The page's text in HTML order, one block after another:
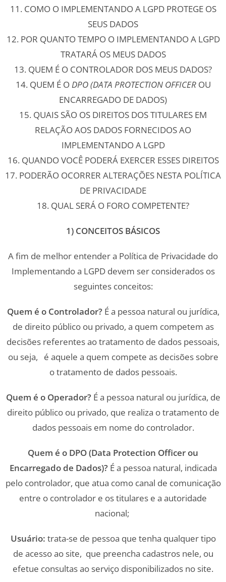
11. COMO O IMPLEMENTANDO A LGPD PROTEGE OS
SEUS DADOS
12. POR QUANTO TEMPO O IMPLEMENTANDO A LGPD
TRATARÁ OS MEUS DADOS
13. QUEM É O CONTROLADOR DOS MEUS DADOS?
14. QUEM É ODPO (DATA PROTECTION OFFICEROU
ENCARREGADO DE DADOS)
15. QUAIS SÃO OS DIREITOS DOS TITULARES EM
RELAÇÃO AOS DADOS FORNECIDOS AO
IMPLEMENTANDO A LGPD
16. QUANDO VOCÊ PODERÁ EXERCER ESSES DIREITOS
17. PODERÃO OCORRER ALTERAÇÕES NESTA POLÍTICA
DE PRIVACIDADE
18. QUAL SERÁ O FORO COMPETENTE?
1) CONCEITOS BÁSICOS
A fim de melhor entender a Política de Privacidade do
Implementando a LGPD devem ser considerados os
seguintes conceitos:
Quem é o Controlador?É a pessoa natural ou jurídica,
de direito público ou privado, a quem competem as
decisões referentes ao tratamento de dados pessoais,
ou seja,
é aquele a quem compete as decisões sobre
o tratamento de dados pessoais.
Quem é o Operador? É a pessoa natural ou jurídica, de
direito público ou privado, que realiza o tratamento de
dados pessoais em nome do controlador.
Quem é o DPO (Data Protection Officer ou
Encarregado de Dados)?É a pessoa natural, indicada
pelo controlador, que atua como canal de comunicação
entre o controlador e os titulares e a autoridade
nacional;
Usuário: trata-se de pessoa que tenha qualquer tipo
de acesso ao site, que preencha cadastros nele, ou
efetue consultas ao serviço disponibilizados no site.